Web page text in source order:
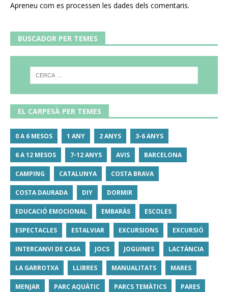
Apreneu com es processen les dades dels comentaris.
BUSCADOR PER TEMES
EL CARPESÀ PER TEMES
0 A 6 MESOS 1 ANY 2 ANYS 3-6 ANYS
6 A 12 MESOS 7-12 ANYS AVIS BARCELONA
CAMPING CATALUNYA COSTA BRAVA
COSTA DAURADA DIY DORMIR
EDUCACIÓ EMOCIONAL EMBARÀS ESCOLES
ESPECTACLES ESTALVIAR EXCURSIONS EXCURSIÓ
INTERCANVI DE CASA JOCS JOGUINES LACTÀNCIA
LA GARROTXA LLIBRES MANUALITATS MARES
MENJAR PARC AQUÀTIC PARCS TEMÀTICS PARES